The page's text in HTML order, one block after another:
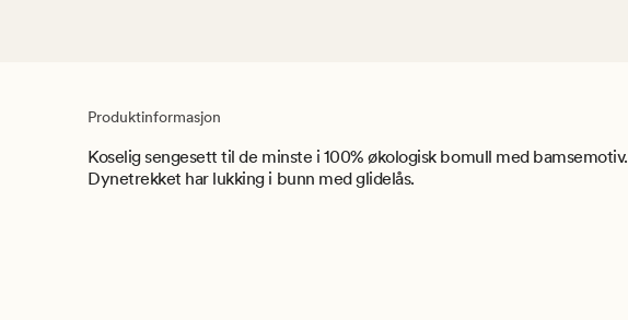
Produktinformasjon
Koselig sengesett til de minste i 100% økologisk bomull med bamsemotiv.
Dynetrekket har lukking i bunn med glidelås.